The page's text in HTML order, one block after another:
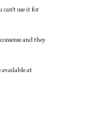
can't use it for
and they
available at